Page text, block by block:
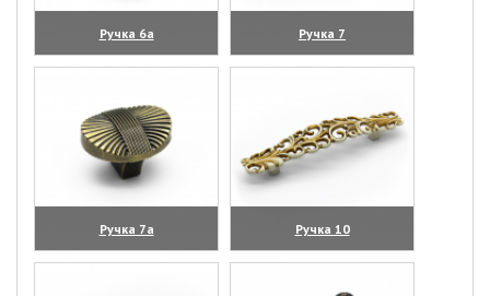
Ручка 6а
(увеличить)
Ручка 7
(увеличить)
Ручка 7а
(увеличить)
Ручка 10
(увеличить)